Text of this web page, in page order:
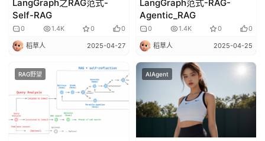
关
于
我
们
LangGraph之RAG范式-
Self-RAG
0 1.4K 0 0
稻草人 2025-04-27
LangGraph范式-RAG-
Agentic_RAG
0 1.4K 0 0
稻草人 2025-04-25
RAG野望 AIAgent